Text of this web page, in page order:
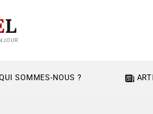
L
SOMMES-NOUS ?